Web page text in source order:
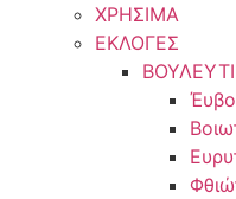
ΧΡΗΣΙΜΑ
ΕΚΛΟΓΕΣ